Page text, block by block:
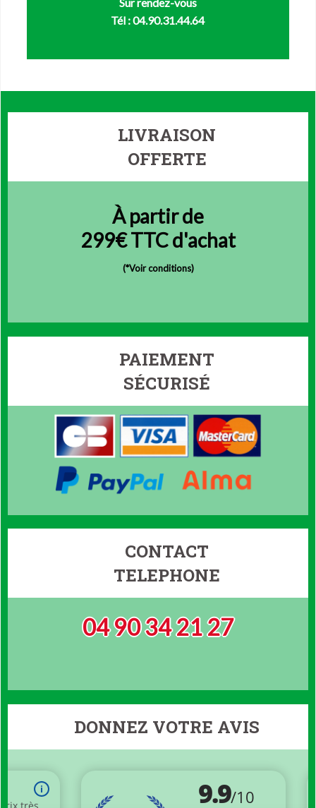
Tél : 04.90.31.44.64
LIVRAISON
OFFERTE
À partir de
299€ TTC d'achat
(*Voir conditions)
PAIEMENT
SÉCURISÉ
CONTACT
TELEPHONE
04 90 34 21 27
DONNEZ VOTRE AVIS